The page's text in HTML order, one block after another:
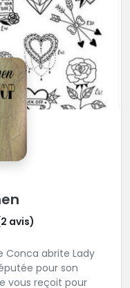
avis)
Conca abrite Lady
vous reçoit pour